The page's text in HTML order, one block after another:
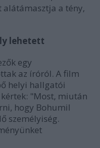
alátámasztja a tény,
lehetett
egy
az íróról. A film
helyi hallgatói
"Most, miután
hogy Bohumil
személyiség.